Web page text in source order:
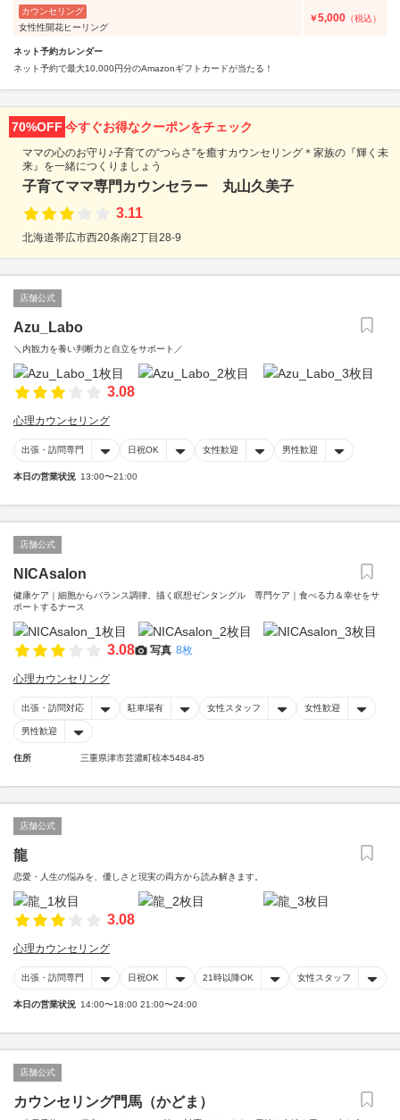
カウンセリング
女性性開花ヒーリング
￥5,000 （税込）
ネット予約カレンダー
ネット予約で最大10,000円分のAmazonギフトカードが当たる！
70%OFF 今すぐお得なクーポンをチェック
ママの心のお守り♪子育ての“つらさ”を癒すカウンセリング＊家族の『輝く未
来』を一緒につくりましょう
子育てママ専門カウンセラー 丸山久美子
3.11
北海道帯広市西20条南2丁目28-9
店舗公式
Azu_Labo
＼内観力を養い判断力と自立をサポート／
3.08
心理カウンセリング
出張・訪問専門 日祝OK 女性歓迎 男性歓迎
本日の営業状況 13:00〜21:00
店舗公式
NICAsalon
健康ケア｜細胞からバランス調律、描く瞑想ゼンタングル 専門ケア｜食べる力＆幸せをサ
ポートするナース
3.08 写真 8枚
心理カウンセリング
出張・訪問対応 駐車場有 女性スタッフ 女性歓迎
男性歓迎
住所 三重県津市芸濃町椋本5484-85
店舗公式
龍
恋愛・人生の悩みを、優しさと現実の両方から読み解きます。
3.08
心理カウンセリング
出張・訪問専門 日祝OK 21時以降OK 女性スタッフ
本日の営業状況 14:00〜18:00 21:00〜24:00
店舗公式
カウンセリング門馬（かどま）